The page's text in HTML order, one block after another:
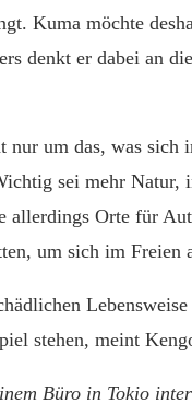
Kuma möchte
denkt er dabei an
um das, was sich
sei mehr Natur,
allerdings Orte für
um sich im Freien
stehen, meint
Büro in Tokio